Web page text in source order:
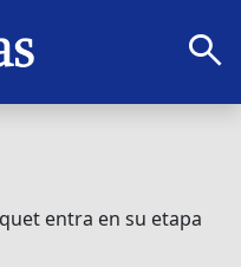
search
entra en su etapa